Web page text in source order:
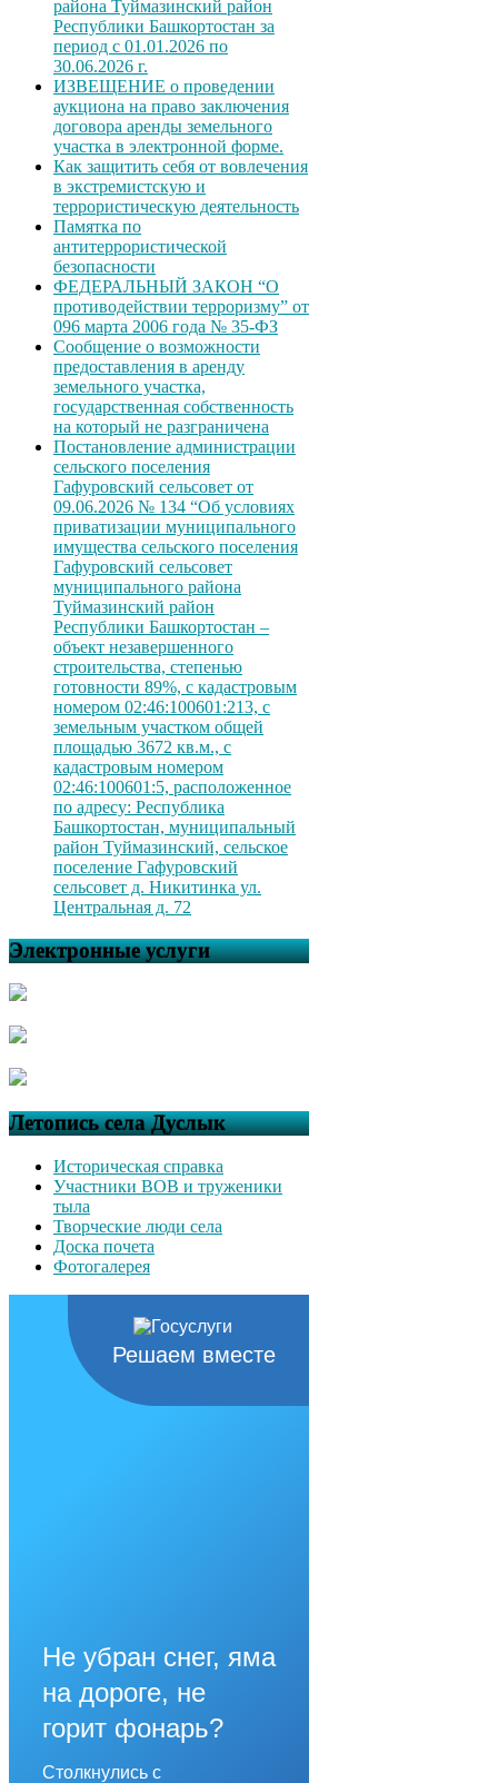
района Туймазинский район
Республики Башкортостан за
период с 01.01.2026 по
30.06.2026 г.
ИЗВЕЩЕНИЕ о проведении
аукциона на право заключения
договора аренды земельного
участка в электронной форме.
Как защитить себя от вовлечения
в экстремистскую и
террористическую деятельность
Памятка по
антитеррористической
безопасности
ФЕДЕРАЛЬНЫЙ ЗАКОН “О
противодействии терроризму” от
096 марта 2006 года № 35-ФЗ
Сообщение о возможности
предоставления в аренду
земельного участка,
государственная собственность
на который не разграничена
Постановление администрации
сельского поселения
Гафуровский сельсовет от
09.06.2026 № 134 “Об условиях
приватизации муниципального
имущества сельского поселения
Гафуровский сельсовет
муниципального района
Туймазинский район
Республики Башкортостан –
объект незавершенного
строительства, степенью
готовности 89%, с кадастровым
номером 02:46:100601:213, с
земельным участком общей
площадью 3672 кв.м., с
кадастровым номером
02:46:100601:5, расположенное
по адресу: Республика
Башкортостан, муниципальный
район Туймазинский, сельское
поселение Гафуровский
сельсовет д. Никитинка ул.
Центральная д. 72
Электронные услуги
Летопись села Дуслык
Историческая справка
Участники ВОВ и труженики
тыла
Творческие люди села
Доска почета
Фотогалерея
Решаем вместе
Не убран снег, яма
на дороге, не
горит фонарь?
Столкнулись с